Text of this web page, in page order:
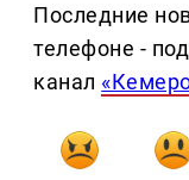
Последние
телефоне -
канал